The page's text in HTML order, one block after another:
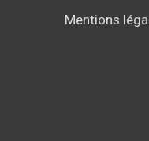
Mentions